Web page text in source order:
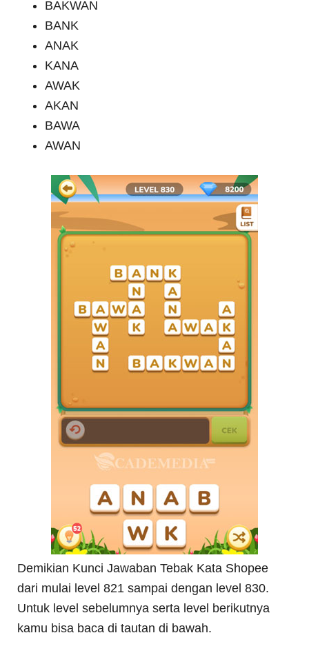
BAKWAN
BANK
ANAK
KANA
AWAK
AKAN
BAWA
AWAN
Demikian Kunci Jawaban Tebak Kata Shopee
dari mulai level 821 sampai dengan level 830.
Untuk level sebelumnya serta level berikutnya
kamu bisa baca di tautan di bawah.